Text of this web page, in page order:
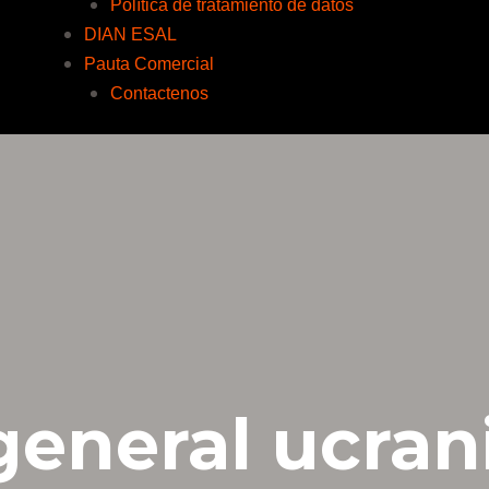
Política de tratamiento de datos
DIAN ESAL
Pauta Comercial
Contactenos